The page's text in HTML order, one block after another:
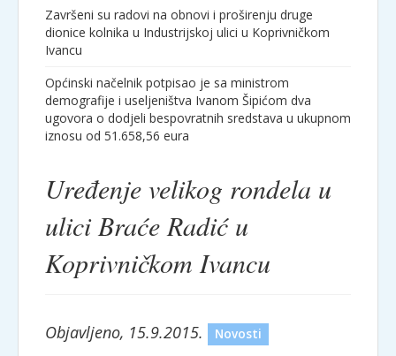
Završeni su radovi na obnovi i proširenju druge
dionice kolnika u Industrijskoj ulici u Koprivničkom
Ivancu
Općinski načelnik potpisao je sa ministrom
demografije i useljeništva Ivanom Šipićom dva
ugovora o dodjeli bespovratnih sredstava u ukupnom
iznosu od 51.658,56 eura
Uređenje velikog rondela u
ulici Braće Radić u
Koprivničkom Ivancu
Objavljeno, 15.9.2015. Novosti